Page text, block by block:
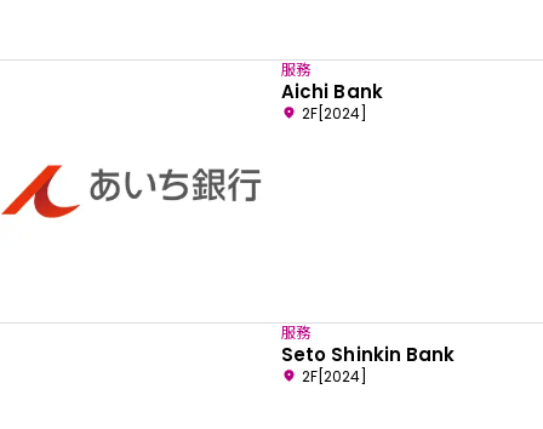
服務
Aichi Bank
2F[2024]
服務
Seto Shinkin Bank
2F[2024]